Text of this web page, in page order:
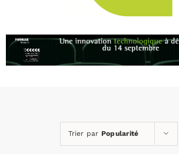
RH et emploi
Trier par Popularité